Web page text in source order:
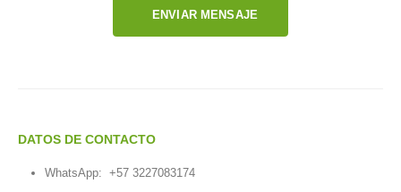
ENVIAR MENSAJE
DATOS DE CONTACTO
WhatsApp: +57 3227083174